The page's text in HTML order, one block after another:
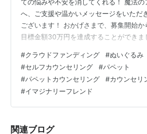
ての悩みや不安を消してくれる！ 魔法の
へ、ご支援や温かいメッセージをいただ
ございます！ おかげさまで、募集開始か
目標金額30万円を達成することができま
きるよう、準備いたしております。 現在
標の50万円を目指して引き続き募集継続
すが、その期間も残すところあと3日。9/
時で終了予定です。 募集期間(9/24)いっ
まだご支援を募らせていただいておりま
#クラウドファンディング #ぬいぐるみ
#セルフカウンセリング #パペット
#パペットカウンセリング #カウンセリ
#イマジナリーフレンド
関連ブログ